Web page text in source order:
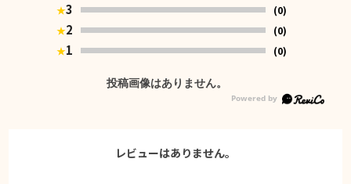
★3
(0)
★2
(0)
★1 (0)
投稿画像はありません。
レビューはありません。